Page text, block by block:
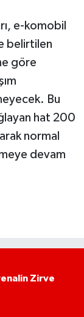
e-komobil
belirtilen
göre
Bu
hat 200
normal
devam
Zirve